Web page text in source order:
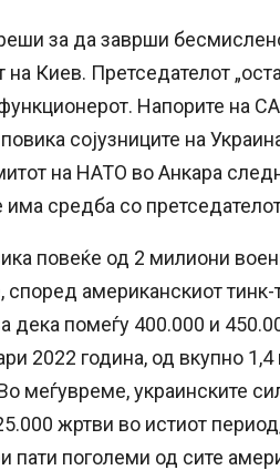
за да заврши
Киев. Претседателот
Напорите на
сојузниците на
на НАТО во Анкара
средба со
повеќе од 2 милиони
според американскиот
дека помеѓу 400.000 и
2022 година, од вкупно
меѓувреме, украинските
жртви во истиот
пати поголеми од сите